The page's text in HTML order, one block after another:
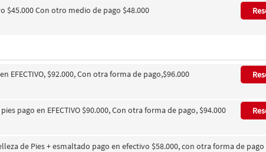
$45.000 Con otro medio de pago $48.000
EFECTIVO, $92.000, Con otra forma de pago,$96.000
pago en EFECTIVO $90.000, Con otra forma de pago, $94.000
de Pies + esmaltado pago en efectivo $58.000, con otra forma de pago